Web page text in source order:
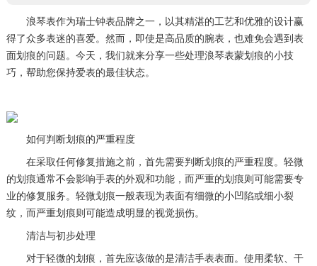
浪琴表作为瑞士钟表品牌之一，以其精湛的工艺和优雅的设计赢
得了众多表迷的喜爱。然而，即使是高品质的腕表，也难免会遇到表
面划痕的问题。今天，我们就来分享一些处理浪琴表蒙划痕的小技
巧，帮助您保持爱表的最佳状态。
如何判断划痕的严重程度
在采取任何修复措施之前，首先需要判断划痕的严重程度。轻微
的划痕通常不会影响手表的外观和功能，而严重的划痕则可能需要专
业的修复服务。轻微划痕一般表现为表面有细微的小凹陷或细小裂
纹，而严重划痕则可能造成明显的视觉损伤。
清洁与初步处理
对于轻微的划痕，首先应该做的是清洁手表表面。使用柔软、干